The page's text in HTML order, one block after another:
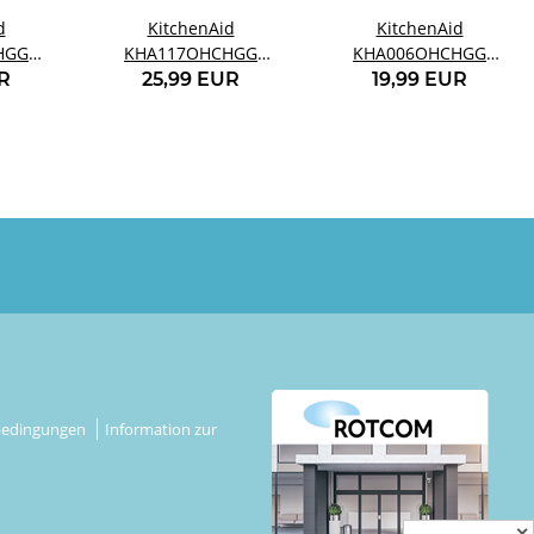
KitchenAid
KHA117OHCHGG
Eisportionierer grau
25,99 EUR
KitchenAid
KHA006OHCHGG
Schöpfkelle grau
19,99 EUR
Information zur